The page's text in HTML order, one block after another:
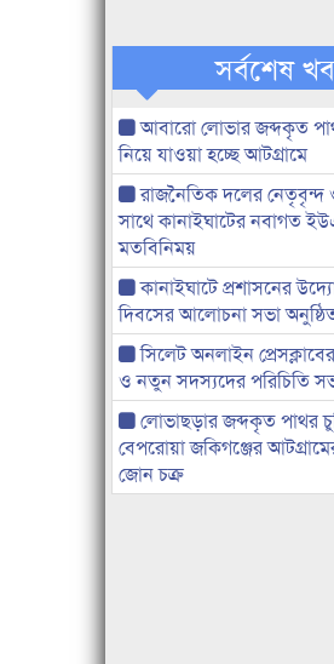
সর্বশেষ
আবারো লোভার জব্দকৃত
নিয়ে যাওয়া হচ্ছে আটগ্রামে
রাজনৈতিক দলের
সাথে কানাইঘাটের নবাগত
মতবিনিময়
কানাইঘাটে প্রশাসনের
দিবসের আলোচনা সভা
সিলেট অনলাইন
ও নতুন সদস্যদের পরিচিতি
লোভাছড়ার জব্দকৃত পাথর
বেপরোয়া জকিগঞ্জের
জোন চক্র